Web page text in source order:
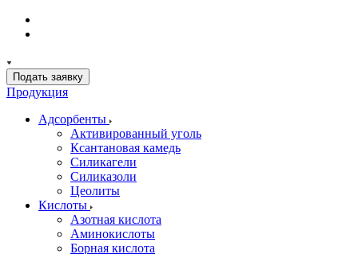
Подать заявку
Продукция
Адсорбенты
Активированный уголь
Ксантановая камедь
Силикагели
Силиказоли
Цеолиты
Кислоты
Азотная кислота
Аминокислоты
Борная кислота